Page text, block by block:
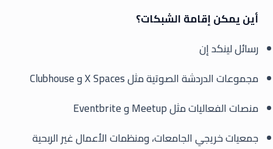
أين يمكن إقامة الشبكات؟
رسائل لينكد إن
مجموعات الدردشة الصوتية مثل X Spaces و Clubhouse
منصات الفعاليات مثل Meetup و Eventbrite
جمعيات خريجي الجامعات، ومنظمات الأعمال غير الربحية